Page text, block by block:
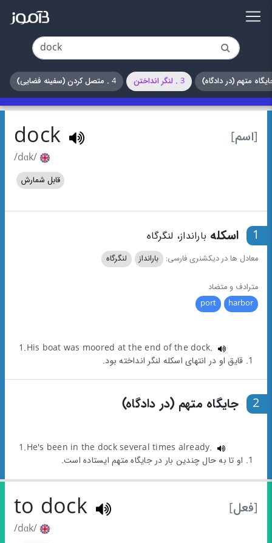
3 . لنگر انداختن 4 . متصل کردن (سفینه فضایی)
[اسم] dock
/dɑk/
قابل شمارش
1 اسکله بارانداز، لنگرگاه
معادل ها در دیکشنری فارسی: بارانداز لنگرگاه
مترادف و متضاد
harbor
port
1.His boat was moored at the end of the dock.
1. قایق او در انتهای اسکله لنگر انداخته بود.
2 جایگاه متهم (در دادگاه)
1.He's been in the dock several times already.
1. او تا به حال چندین بار در جایگاه متهم ایستاده است.
[فعل] to dock
/dɑk/